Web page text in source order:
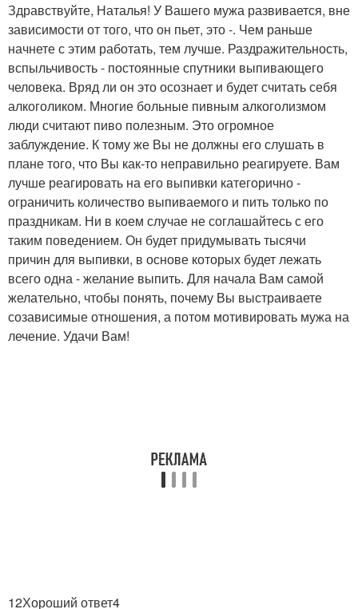
Здравствуйте, Наталья! У Вашего мужа развивается, вне
зависимости от того, что он пьет, это -. Чем раньше
начнете с этим работать, тем лучше. Раздражительность,
вспыльчивость - постоянные спутники выпивающего
человека. Вряд ли он это осознает и будет считать себя
алкоголиком. Многие больные пивным алкоголизмом
люди считают пиво полезным. Это огромное
заблуждение. К тому же Вы не должны его слушать в
плане того, что Вы как-то неправильно реагируете. Вам
лучше реагировать на его выпивки категорично -
ограничить количество выпиваемого и пить только по
праздникам. Ни в коем случае не соглашайтесь с его
таким поведением. Он будет придумывать тысячи
причин для выпивки, в основе которых будет лежать
всего одна - желание выпить. Для начала Вам самой
желательно, чтобы понять, почему Вы выстраиваете
созависимые отношения, а потом мотивировать мужа на
лечение. Удачи Вам!
12Хороший ответ4